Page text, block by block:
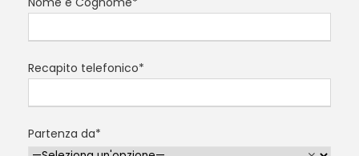
Recapito telefonico*
Partenza da*